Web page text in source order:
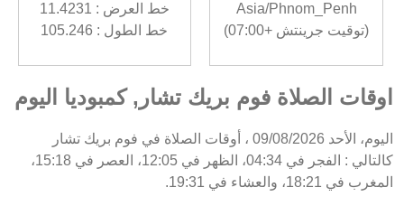
Asia/Phnom_Penh
(توقيت جرينتش +07:00)
خط العرض : 11.4231
خط الطول : 105.246
اوقات الصلاة فوم بريك تشار, كمبوديا اليوم
اليوم، الأحد 09/08/2026 ، أوقات الصلاة في فوم بريك تشار
كالتالي : الفجر في 04:34، الظهر في 12:05، العصر في 15:18،
المغرب في 18:21، والعشاء في 19:31.